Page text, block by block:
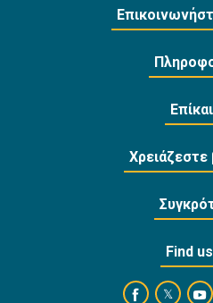
Χρειάζεστε
Find
https://